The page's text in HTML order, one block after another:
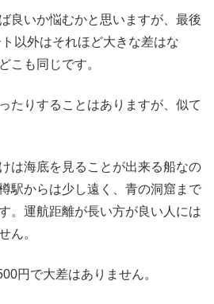
良いか悩むかと思いますが、最後
以外はそれほど大きな差はな
こも同じです。
たりすることはありますが、似て
は海底を見ることが出来る船なの
駅からは少し遠く、青の洞窟まで
。運航距離が長い方が良い人には
ん。
円で大差はありません。